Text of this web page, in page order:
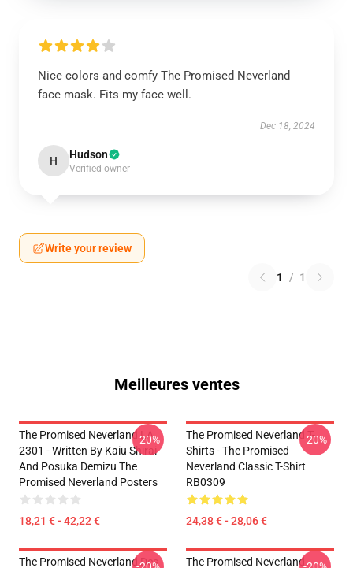
Nice colors and comfy The Promised Neverland
face mask. Fits my face well.
Dec 18, 2024
H Hudson
Verified owner
Write your review
1 / 1
Meilleures ventes
The Promised Neverland LA
2301 - Written By Kaiu Shirai
And Posuka Demizu The
Promised Neverland Posters
18,21 € - 42,22 €
-20%
The Promised Neverland T-
Shirts - The Promised
Neverland Classic T-Shirt
RB0309
24,38 € - 28,06 €
-20%
The Promised Neverland Des
The Promised Neverland